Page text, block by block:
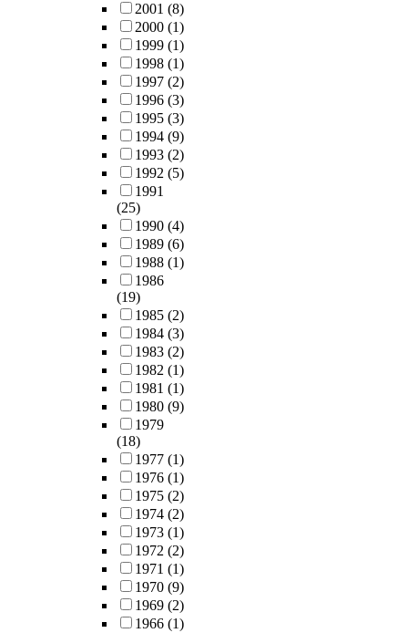
2001 (8)
2000 (1)
1999 (1)
1998 (1)
1997 (2)
1996 (3)
1995 (3)
1994 (9)
1993 (2)
1992 (5)
1991
(25)
1990 (4)
1989 (6)
1988 (1)
1986
(19)
1985 (2)
1984 (3)
1983 (2)
1982 (1)
1981 (1)
1980 (9)
1979
(18)
1977 (1)
1976 (1)
1975 (2)
1974 (2)
1973 (1)
1972 (2)
1971 (1)
1970 (9)
1969 (2)
1966 (1)